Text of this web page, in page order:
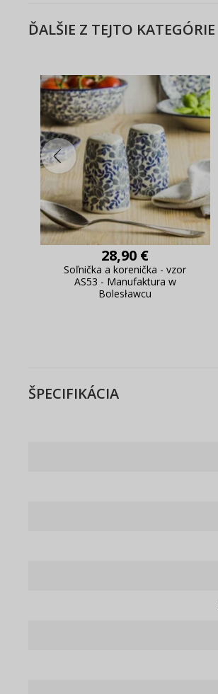
ĎALŠIE Z TEJTO KATEGÓRIE
28,90 €
Soľnička a korenička - vzor
AS53 - Manufaktura w
Bolesławcu
ŠPECIFIKÁCIA